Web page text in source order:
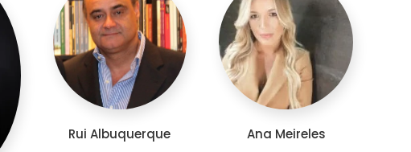
Rui Albuquerque Ana Meireles